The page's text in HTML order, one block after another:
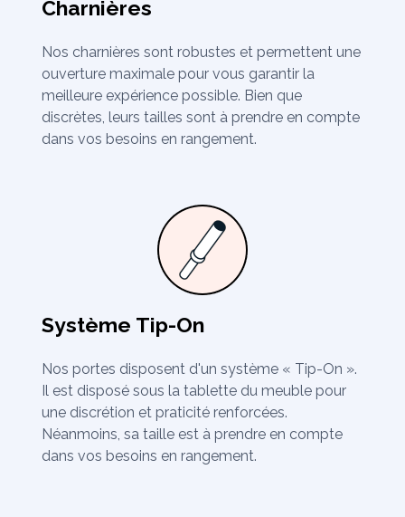
Charnières
Nos charnières sont robustes et permettent une
ouverture maximale pour vous garantir la
meilleure expérience possible. Bien que
discrètes, leurs tailles sont à prendre en compte
dans vos besoins en rangement.
Système Tip-On
Nos portes disposent d'un système « Tip-On ».
Il est disposé sous la tablette du meuble pour
une discrétion et praticité renforcées.
Néanmoins, sa taille est à prendre en compte
dans vos besoins en rangement.